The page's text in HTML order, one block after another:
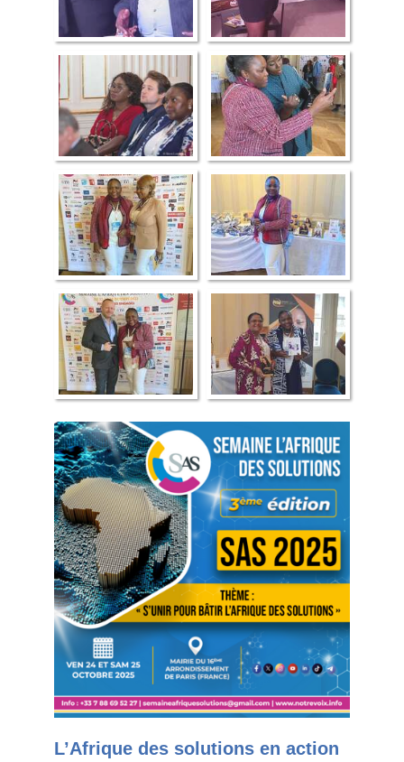
L’Afrique des solutions en action